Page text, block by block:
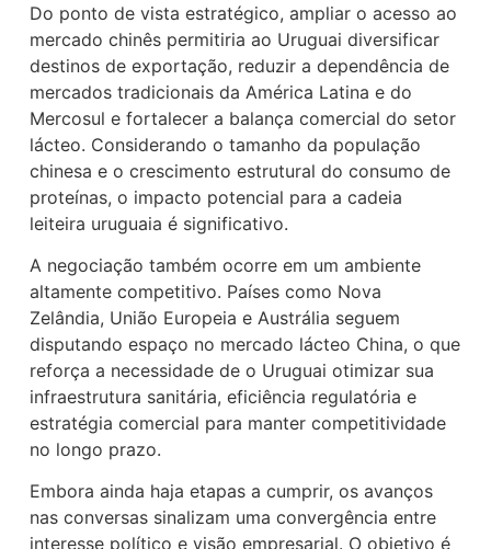
Do ponto de vista estratégico, ampliar o acesso ao
mercado chinês permitiria ao Uruguai diversificar
destinos de exportação, reduzir a dependência de
mercados tradicionais da América Latina e do
Mercosul e fortalecer a balança comercial do setor
lácteo. Considerando o tamanho da população
chinesa e o crescimento estrutural do consumo de
proteínas, o impacto potencial para a cadeia
leiteira uruguaia é significativo.
A negociação também ocorre em um ambiente
altamente competitivo. Países como Nova
Zelândia, União Europeia e Austrália seguem
disputando espaço no mercado lácteo China, o que
reforça a necessidade de o Uruguai otimizar sua
infraestrutura sanitária, eficiência regulatória e
estratégia comercial para manter competitividade
no longo prazo.
Embora ainda haja etapas a cumprir, os avanços
nas conversas sinalizam uma convergência entre
interesse político e visão empresarial. O objetivo é